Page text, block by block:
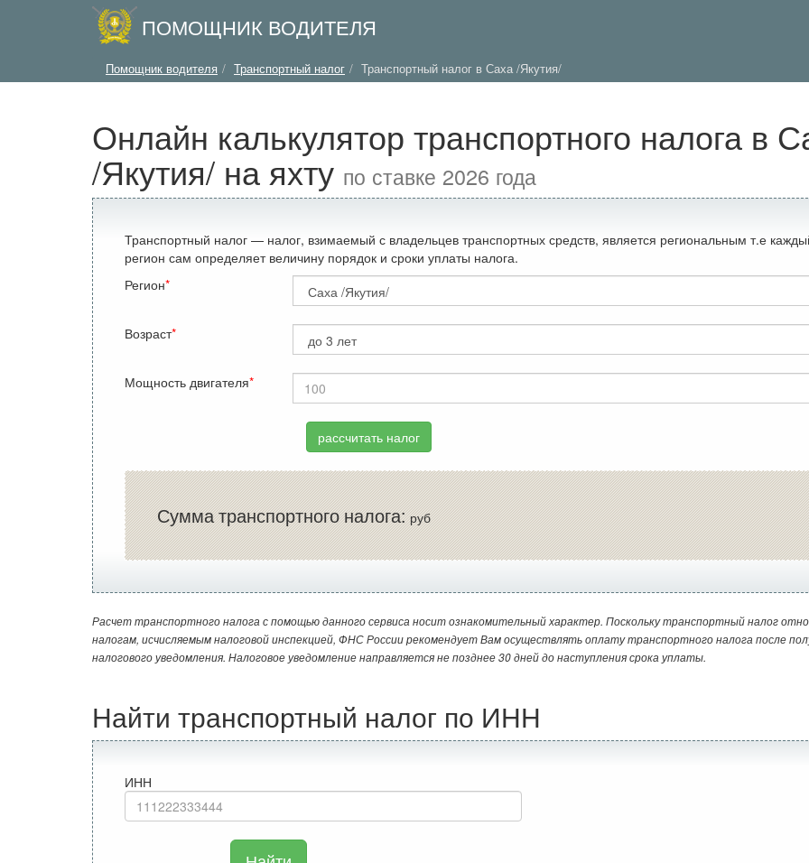
ПОМОЩНИК ВОДИТЕЛЯ
Помощник водителя Транспортный налог Транспортный налог в Саха /Якутия/
Онлайн калькулятор транспортного налога в
/Якутия/ на яхту по ставке 2026 года
Транспортный налог — налог, взимаемый с владельцев транспортных средств, является региональным т.е
регион сам определяет величину порядок и сроки уплаты налога.
Регион
Возраст
Мощность двигателя
рассчитать налог
Сумма транспортного налога:руб
Расчет транспортного налога с помощью данного сервиса носит ознакомительный характер. Поскольку транспортный налог
налогам, исчисляемым налоговой инспекцией, ФНС России рекомендует Вам осуществлять оплату транспортного налога после
налогового уведомления. Налоговое уведомление направляется не позднее 30 дней до наступления срока уплаты.
Найти транспортный налог по ИНН
ИНН